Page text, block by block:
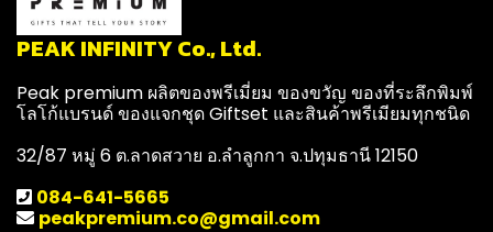
PEAK INFINITY Co., Ltd.
Peak premium ผลิตของพรีเมี่ยม ของขวัญ ของที่ระลึกพิมพ์
โลโก้แบรนด์ ของแจกชุด Giftset และสินค้าพรีเมียมทุกชนิด
32/87 หมู่ 6 ต.ลาดสวาย อ.ลำลูกกา จ.ปทุมธานี 12150
084-641-5665
peakpremium.co@gmail.com